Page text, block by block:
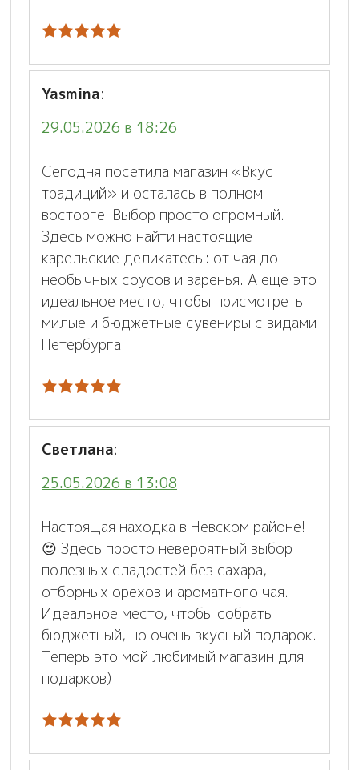
Yasmina:
29.05.2026 в 18:26
Сегодня посетила магазин «Вкус
традиций» и осталась в полном
восторге! Выбор просто огромный.
Здесь можно найти настоящие
карельские деликатесы: от чая до
необычных соусов и варенья. А еще это
идеальное место, чтобы присмотреть
милые и бюджетные сувениры с видами
Петербурга.
Светлана:
25.05.2026 в 13:08
Настоящая находка в Невском районе!
😍 Здесь просто невероятный выбор
полезных сладостей без сахара,
отборных орехов и ароматного чая.
Идеальное место, чтобы собрать
бюджетный, но очень вкусный подарок.
Теперь это мой любимый магазин для
подарков)